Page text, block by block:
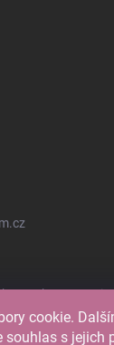
cookie.
s jejich